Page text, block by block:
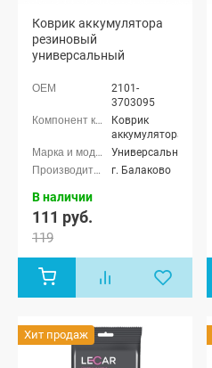
Коврик аккумулятора
резиновый
универсальный
2101-
3703095
Коврик
аккумулятора
Универсальные
г. Балаково
В наличии
111 руб.
119
Хит продаж